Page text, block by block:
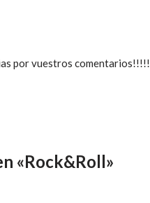
por vuestros comentarios!!!!!
«Rock&Roll»